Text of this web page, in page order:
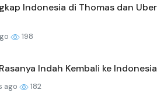
Indonesia di Thomas dan Uber
198
Indah Kembali ke Indonesia
ago 182